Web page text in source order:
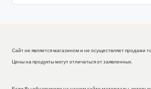
Сайт не является магазином и не осуществляет продажи
Цены на продукты могут отличаться от заявленных.